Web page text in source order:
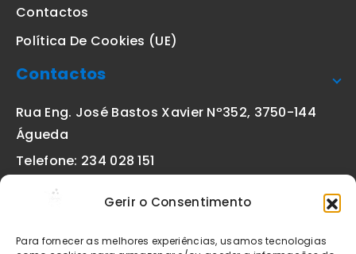
Gerir o Consentimento
Para fornecer as melhores experiências, usamos tecnologias
Contactos
Política De Cookies (UE)
Contactos
Rua Eng. José Bastos Xavier Nº352, 3750-144
Águeda
Telefone: 234 028 151
geral@etiquetas-online.pt